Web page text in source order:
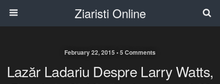
Ziaristi Online
February 22, 2015 • 5 Comments
Lazăr Ladariu Despre Larry Watts,